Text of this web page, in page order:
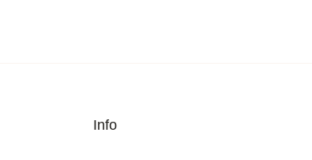
Info